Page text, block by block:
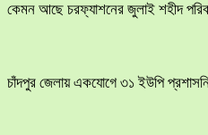
কেমন আছে চরফ্যাশনের জুলাই শহীদ
চাঁদপুর জেলায় একযোগে ৩১ ইউপি